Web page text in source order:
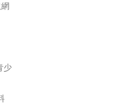
少